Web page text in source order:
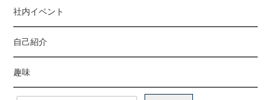
社内イベント
自己紹介
趣味